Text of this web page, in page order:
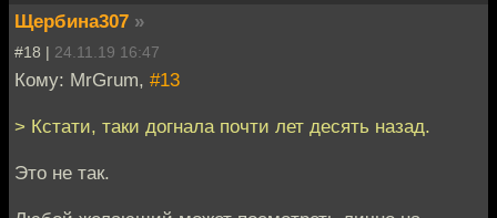
Щербина307 »
#18 | 24.11.19 16:47
Кому: MrGrum, #13
> Кстати, таки догнала почти лет десять назад.
Это не так.